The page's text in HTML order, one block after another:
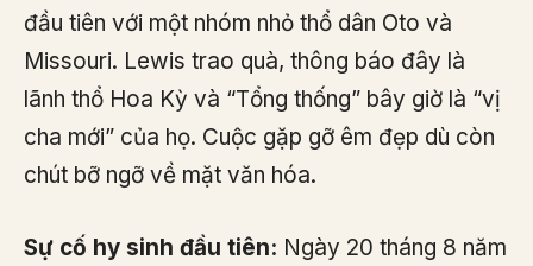
đầu tiên với một nhóm nhỏ thổ dân Oto và
Missouri. Lewis trao quà, thông báo đây là
lãnh thổ Hoa Kỳ và “Tổng thống” bây giờ là “vị
cha mới” của họ. Cuộc gặp gỡ êm đẹp dù còn
chút bỡ ngỡ về mặt văn hóa.
Sự cố hy sinh đầu tiên: Ngày 20 tháng 8 năm